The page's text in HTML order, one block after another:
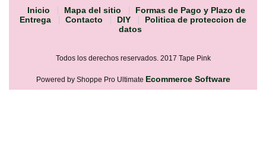
Inicio Mapa del sitio
Formas de Pago y Plazo de
Entrega
Contacto DIY
Politica de proteccion de
datos
Todos los derechos reservados. 2017 Tape Pink
Powered by Shoppe Pro Ultimate Ecommerce Software